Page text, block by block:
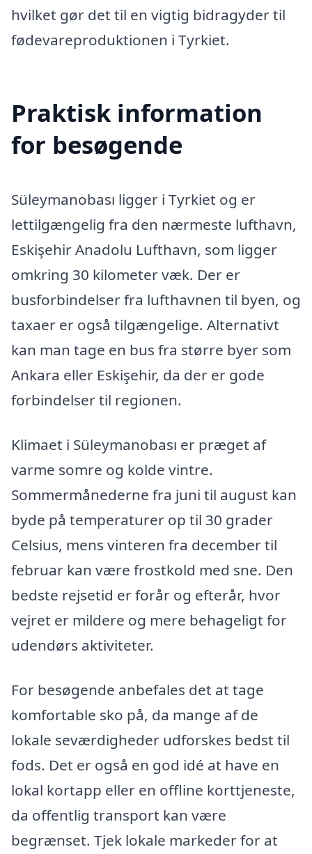
hvilket gør det til en vigtig bidragyder til
fødevareproduktionen i Tyrkiet.
Praktisk information
for besøgende
Süleymanobası ligger i Tyrkiet og er
lettilgængelig fra den nærmeste lufthavn,
Eskişehir Anadolu Lufthavn, som ligger
omkring 30 kilometer væk. Der er
busforbindelser fra lufthavnen til byen, og
taxaer er også tilgængelige. Alternativt
kan man tage en bus fra større byer som
Ankara eller Eskişehir, da der er gode
forbindelser til regionen.
Klimaet i Süleymanobası er præget af
varme somre og kolde vintre.
Sommermånederne fra juni til august kan
byde på temperaturer op til 30 grader
Celsius, mens vinteren fra december til
februar kan være frostkold med sne. Den
bedste rejsetid er forår og efterår, hvor
vejret er mildere og mere behageligt for
udendørs aktiviteter.
For besøgende anbefales det at tage
komfortable sko på, da mange af de
lokale seværdigheder udforskes bedst til
fods. Det er også en god idé at have en
lokal kortapp eller en offline korttjeneste,
da offentlig transport kan være
begrænset. Tjek lokale markeder for at